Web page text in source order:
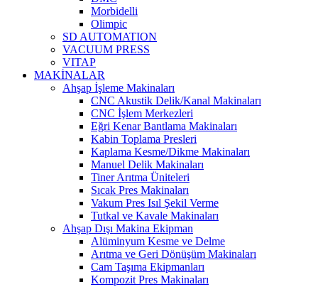
Morbidelli
Olimpic
SD AUTOMATION
VACUUM PRESS
VITAP
MAKİNALAR
Ahşap İşleme Makinaları
CNC Akustik Delik/Kanal Makinaları
CNC İşlem Merkezleri
Eğri Kenar Bantlama Makinaları
Kabin Toplama Presleri
Kaplama Kesme/Dikme Makinaları
Manuel Delik Makinaları
Tiner Arıtma Üniteleri
Sıcak Pres Makinaları
Vakum Pres Isıl Şekil Verme
Tutkal ve Kavale Makinaları
Ahşap Dışı Makina Ekipman
Alüminyum Kesme ve Delme
Arıtma ve Geri Dönüşüm Makinaları
Cam Taşıma Ekipmanları
Kompozit Pres Makinaları